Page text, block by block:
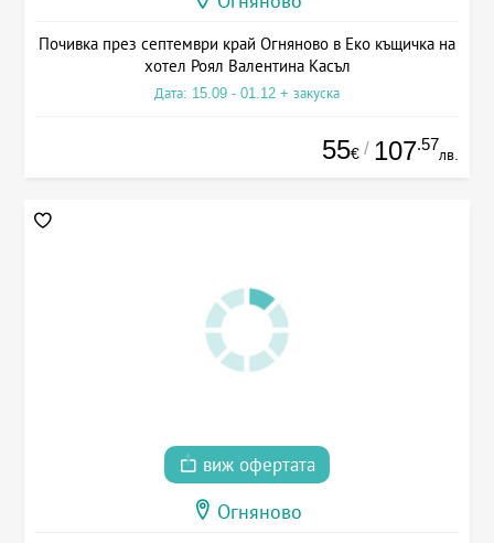
Почивка през септември край Огняново в Еко къщичка на
хотел Роял Валентина Касъл
Дата: 15.09 - 01.12 + закуска
55€ / 107.57
лв.
виж офертата
Огняново